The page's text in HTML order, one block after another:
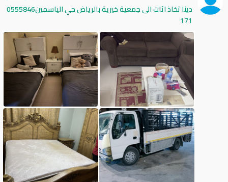
دينا تخاذ اثاث الى جمعية خيرية بالرياض حي الياسمين0555846
171